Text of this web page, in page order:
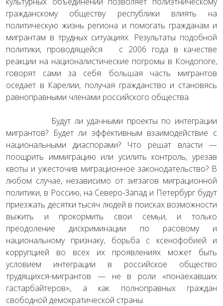
гражданскому обществу республики влиять на
политическую жизнь региона и помогать гражданам и
мигрантам в трудных ситуациях. Результаты подобной
политики, проводящейся с 2006 года в качестве
реакции на националистические погромы в Кондопоге,
говорят сами за себя: большая часть мигрантов
оседает в Карелии, получая гражданство и становясь
равноправными членами российского общества.
Будут ли удачными проекты по интеграции
мигрантов? Будет ли эффективным взаимодействие с
национальными диаспорами? Что решат власти —
поощрить иммиграцию или усилить контроль, урезав
квоты и ужесточив миграционное законодательство? В
любом случае, независимо от зигзагов миграционной
политики, в Россию, на Северо-Запад и Петербург будут
приезжать десятки тысяч людей в поисках возможности
выжить и прокормить свои семьи, и только
преодоление дискриминации по расовому и
национальному признаку, борьба с ксенофобией и
коррупцией во всех их проявлениях может быть
условием интеграции в российское общество
трудящихся-мигрантов — не в роли «понаехавших
гастарбайтеров», а как полноправных граждан
свободной демократической страны.